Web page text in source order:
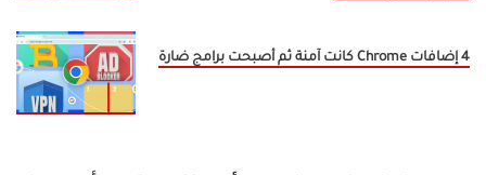
4 إضافات Chrome كانت آمنة ثم أصبحت برامج ضارة